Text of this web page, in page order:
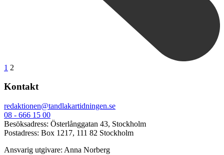
1 2
Kontakt
redaktionen@tandlakartidningen.se
08 - 666 15 00
Besöksadress: Österlånggatan 43, Stockholm
Postadress: Box 1217, 111 82 Stockholm
Ansvarig utgivare: Anna Norberg